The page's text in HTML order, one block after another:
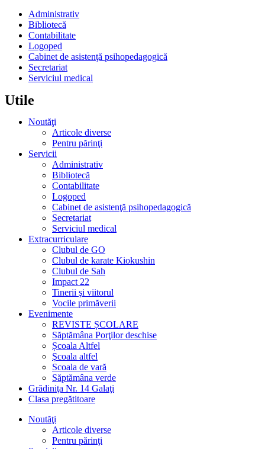
Administrativ
Bibliotecă
Contabilitate
Logoped
Cabinet de asistenţă psihopedagogică
Secretariat
Serviciul medical
Utile
Noutăţi
Articole diverse
Pentru părinţi
Servicii
Administrativ
Bibliotecă
Contabilitate
Logoped
Cabinet de asistenţă psihopedagogică
Secretariat
Serviciul medical
Extracurriculare
Clubul de GO
Clubul de karate Kiokushin
Clubul de Sah
Impact 22
Tinerii şi viitorul
Vocile primăverii
Evenimente
REVISTE ȘCOLARE
Săptămâna Porţilor deschise
Școala Altfel
Şcoala altfel
Scoala de vară
Săptămâna verde
Grădiniţa Nr. 14 Galaţi
Clasa pregătitoare
Noutăţi
Articole diverse
Pentru părinţi